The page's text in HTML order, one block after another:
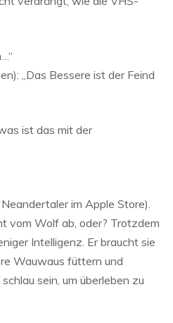
„Das Bessere ist der Feind
ist das mit der
im Apple Store).
vom Wolf ab, oder? Trotzdem
Intelligenz. Er braucht sie
Wauwaus füttern und
sein, um überleben zu